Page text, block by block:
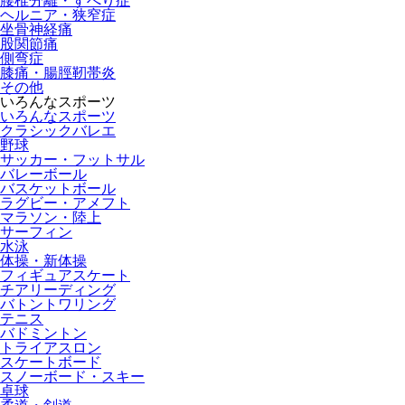
ヘルニア・狭窄症
坐骨神経痛
股関節痛
側弯症
膝痛・腸脛靭帯炎
その他
いろんなスポーツ
いろんなスポーツ
クラシックバレエ
野球
サッカー・フットサル
バレーボール
バスケットボール
ラグビー・アメフト
マラソン・陸上
サーフィン
水泳
体操・新体操
フィギュアスケート
チアリーディング
バトントワリング
テニス
バドミントン
トライアスロン
スケートボード
スノーボード・スキー
卓球